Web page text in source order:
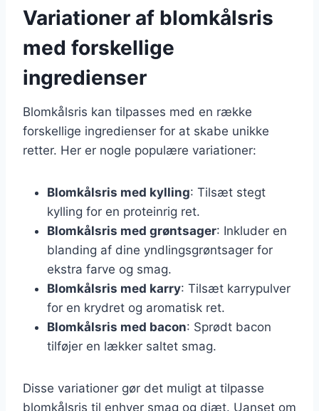
Variationer af blomkålsris
med forskellige
ingredienser
Blomkålsris kan tilpasses med en række
forskellige ingredienser for at skabe unikke
retter. Her er nogle populære variationer:
Blomkålsris med kylling: Tilsæt stegt
kylling for en proteinrig ret.
Blomkålsris med grøntsager: Inkluder en
blanding af dine yndlingsgrøntsager for
ekstra farve og smag.
Blomkålsris med karry: Tilsæt karrypulver
for en krydret og aromatisk ret.
Blomkålsris med bacon: Sprødt bacon
tilføjer en lækker saltet smag.
Disse variationer gør det muligt at tilpasse
blomkålsris til enhver smag og diæt. Uanset om